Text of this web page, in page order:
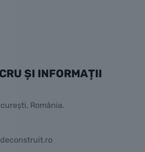
ȘI INFORMAȚII
România.